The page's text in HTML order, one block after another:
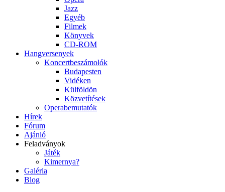
Jazz
Egyéb
Filmek
Könyvek
CD-ROM
Hangversenyek
Koncertbeszámolók
Budapesten
Vidéken
Külföldön
Közvetítések
Operabemutatók
Hírek
Fórum
Ajánló
Feladványok
Játék
Kimernya?
Galéria
Blog